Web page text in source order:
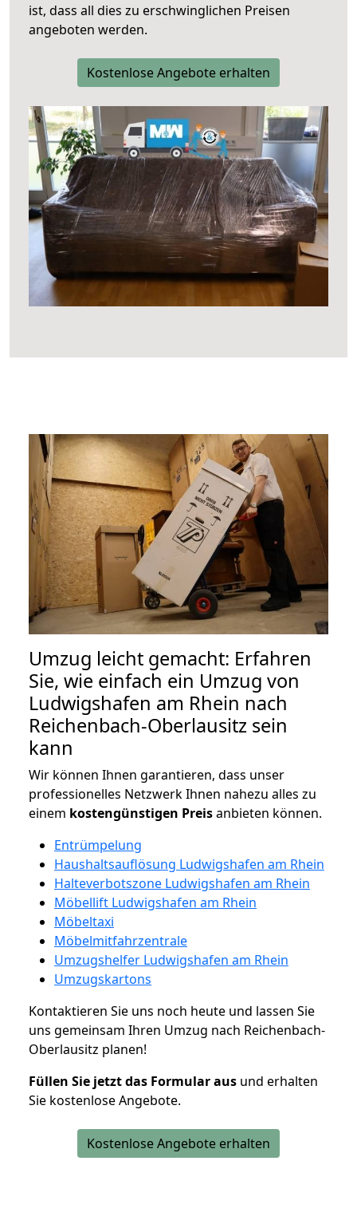
ist, dass all dies zu erschwinglichen Preisen
angeboten werden.
Kostenlose Angebote erhalten
Umzug leicht gemacht: Erfahren
Sie, wie einfach ein Umzug von
Ludwigshafen am Rhein nach
Reichenbach-Oberlausitz sein
kann
Wir können Ihnen garantieren, dass unser
professionelles Netzwerk Ihnen nahezu alles zu
einem kostengünstigen Preisanbieten können.
Entrümpelung
Haushaltsauflösung Ludwigshafen am Rhein
Halteverbotszone Ludwigshafen am Rhein
Möbellift Ludwigshafen am Rhein
Möbeltaxi
Möbelmitfahrzentrale
Umzugshelfer Ludwigshafen am Rhein
Umzugskartons
Kontaktieren Sie uns noch heute und lassen Sie
uns gemeinsam Ihren Umzug nach Reichenbach-
Oberlausitz planen!
Füllen Sie jetzt das Formular aus und erhalten
Sie kostenlose Angebote.
Kostenlose Angebote erhalten